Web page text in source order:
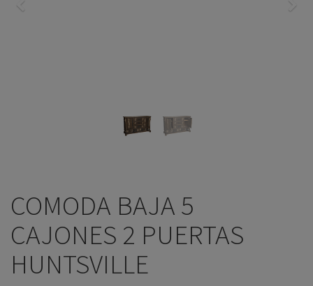
COMODA BAJA 5
CAJONES 2 PUERTAS
HUNTSVILLE